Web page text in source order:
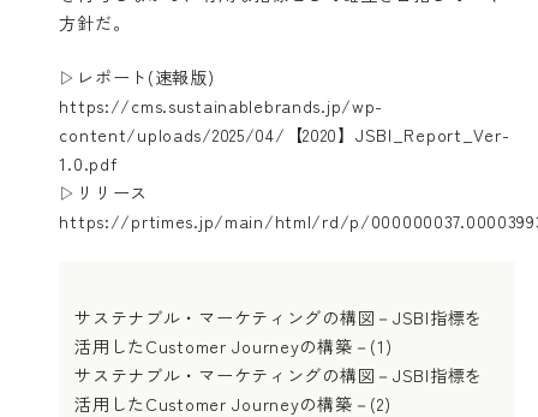
方針だ。
▷レポート(速報版)
https://cms.sustainablebrands.jp/wp-
content/uploads/2025/04/【2020】JSBI_Report_Ver-
1.0.pdf
▷リリース
https://prtimes.jp/main/html/rd/p/
サステナブル・マーケティングの構図－JSBI指標を
活用したCustomer Journeyの構築－(1)
サステナブル・マーケティングの構図－JSBI指標を
活用したCustomer Journeyの構築－(2)